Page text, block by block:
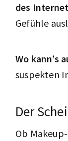
des
Gefühle
Wo kann’s
suspekten
Der
Ob